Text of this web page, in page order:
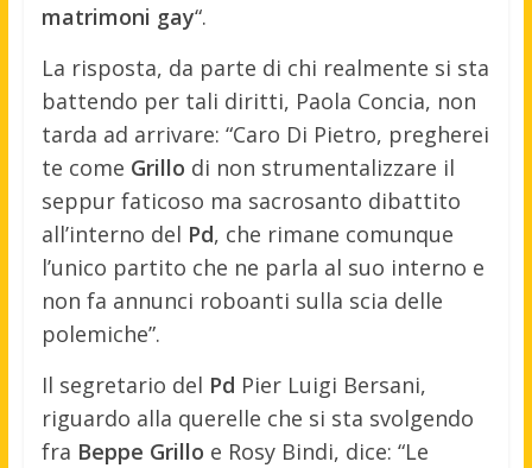
matrimoni gay“.
La risposta, da parte di chi realmente si sta
battendo per tali diritti, Paola Concia, non
tarda ad arrivare: “Caro Di Pietro, pregherei
te come Grillo di non strumentalizzare il
seppur faticoso ma sacrosanto dibattito
all’interno del Pd, che rimane comunque
l’unico partito che ne parla al suo interno e
non fa annunci roboanti sulla scia delle
polemiche”.
Il segretario del Pd Pier Luigi Bersani,
riguardo alla querelle che si sta svolgendo
fra Beppe Grillo e Rosy Bindi, dice: “Le